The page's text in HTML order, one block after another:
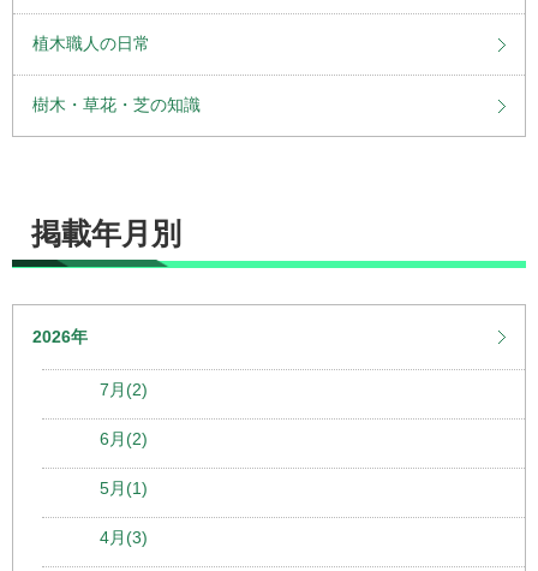
植木職人の日常
樹木・草花・芝の知識
掲載年月別
2026年
7月(2)
6月(2)
5月(1)
4月(3)